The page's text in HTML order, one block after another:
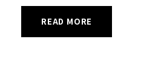
READ MORE